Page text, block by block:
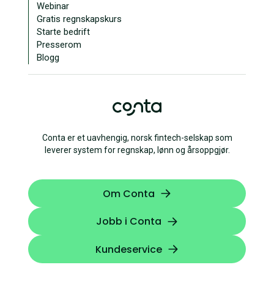
Conta er et uavhengig, norsk fintech-selskap som
leverer system for regnskap, lønn og årsoppgjør.
Om Conta
Jobb i Conta
Kundeservice
Webinar
Gratis regnskapskurs
Starte bedrift
Presserom
Blogg